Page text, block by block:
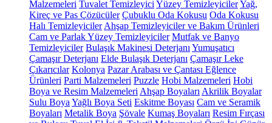
Malzemeleri Tuvalet Temizleyici Yüzey TemizleyicilerYağ,
Kireç ve Pas Çözücüler Çubuklu Oda Kokusu Oda Kokusu
Halı Temizleyiciler Ahşap Temizleyiciler ve Bakım Ürünleri
Cam ve Parlak Yüzey Temizleyiciler Mutfak ve Banyo
Temizleyiciler Bulaşık Makinesi Deterjanı Yumuşatıcı
Çamaşır Deterjanı Elde Bulaşık Deterjanı Çamaşır Leke
Çıkarıcılar Kolonya Pazar Arabası ve Çantası Eğlence
Ürünleri Parti Malzemeleri Puzzle Hobi Malzemeleri Hobi
Boya ve Resim Malzemeleri Ahşap Boyaları Akrilik Boyalar
Sulu Boya Yağlı Boya Seti Eskitme Boyası Cam ve Seramik
Boyaları Metalik Boya Şövale Kumaş Boyaları Resim Fırçası